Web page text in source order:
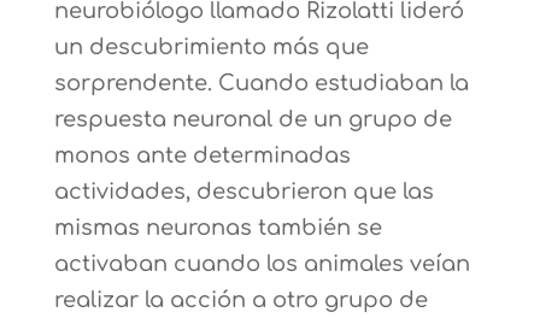
neurobiólogo llamado Rizolatti lideró
un descubrimiento más que
sorprendente. Cuando estudiaban la
respuesta neuronal de un grupo de
monos ante determinadas
actividades, descubrieron que las
mismas neuronas también se
activaban cuando los animales veían
realizar la acción a otro grupo de